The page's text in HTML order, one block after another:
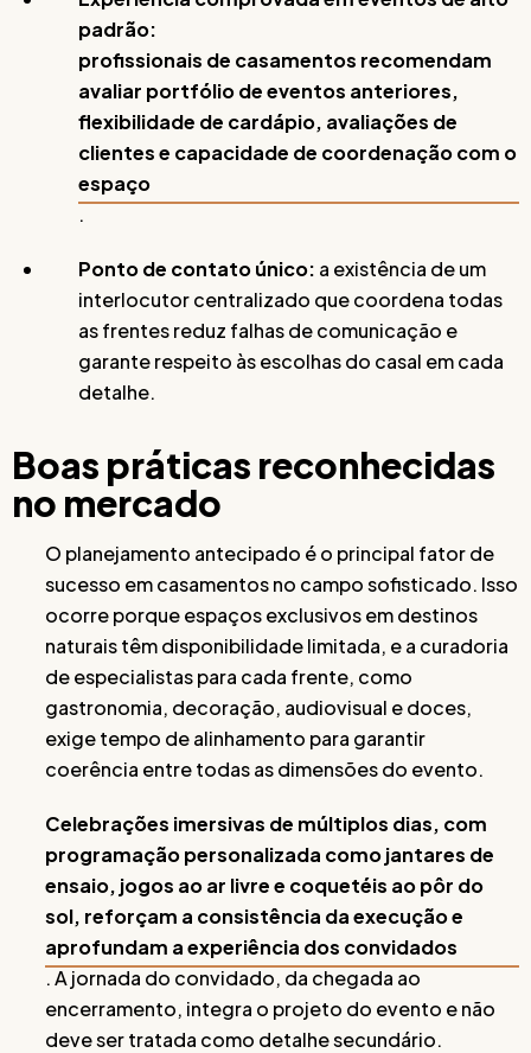
padrão:
profissionais de casamentos recomendam
avaliar portfólio de eventos anteriores,
flexibilidade de cardápio, avaliações de
clientes e capacidade de coordenação com o
espaço
.
Ponto de contato único: a existência de um
interlocutor centralizado que coordena todas
as frentes reduz falhas de comunicação e
garante respeito às escolhas do casal em cada
detalhe.
Boas práticas reconhecidas
no mercado
O planejamento antecipado é o principal fator de
sucesso em casamentos no campo sofisticado. Isso
ocorre porque espaços exclusivos em destinos
naturais têm disponibilidade limitada, e a curadoria
de especialistas para cada frente, como
gastronomia, decoração, audiovisual e doces,
exige tempo de alinhamento para garantir
coerência entre todas as dimensões do evento.
Celebrações imersivas de múltiplos dias, com
programação personalizada como jantares de
ensaio, jogos ao ar livre e coquetéis ao pôr do
sol, reforçam a consistência da execução e
aprofundam a experiência dos convidados
. A jornada do convidado, da chegada ao
encerramento, integra o projeto do evento e não
deve ser tratada como detalhe secundário.